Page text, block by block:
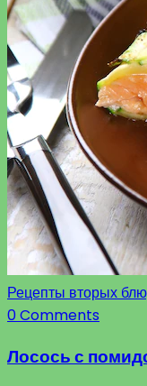
Рецепты вторых
0 Comments
Лосось с